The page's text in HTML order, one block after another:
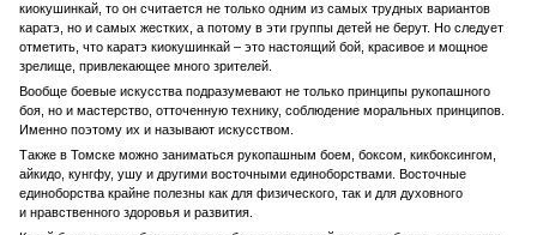
Говорова, 19в
Power Club Proton
пр. Мира, 76
Power Club Arena
Центр силовых видов спорта ...
Елизаровых, 51
киокушинкай, то он считается не только одним из самых трудных вариантов
каратэ, но и самых жестких, а потому в эти группы детей не берут. Но следует
отметить, что каратэ киокушинкай – это настоящий бой, красивое и мощное
зрелище, привлекающее много зрителей.
Вообще боевые искусства подразумевают не только принципы рукопашного
боя, но и мастерство, отточенную технику, соблюдение моральных принципов.
Именно поэтому их и называют искусством.
Также в Томске можно заниматься рукопашным боем, боксом, кикбоксингом,
айкидо, кунгфу, ушу и другими восточными единоборствами. Восточные
единоборства крайне полезны как для физического, так и для духовного
и нравственного здоровья и развития.